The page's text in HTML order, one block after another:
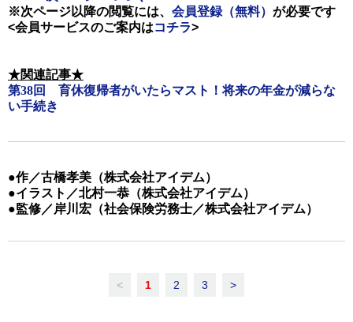
※次ページ以降の閲覧には、 会員登録（無料） が必要です
<会員サービスのご案内はコチラ>
★関連記事★
第38回 育休復帰者がいたらマスト！将来の年金が減らな
い手続き
●作／古橋孝美（株式会社アイデム）
●イラスト／北村一恭（株式会社アイデム）
●監修／岸川宏（社会保険労務士／株式会社アイデム）
< 1 2 3 >